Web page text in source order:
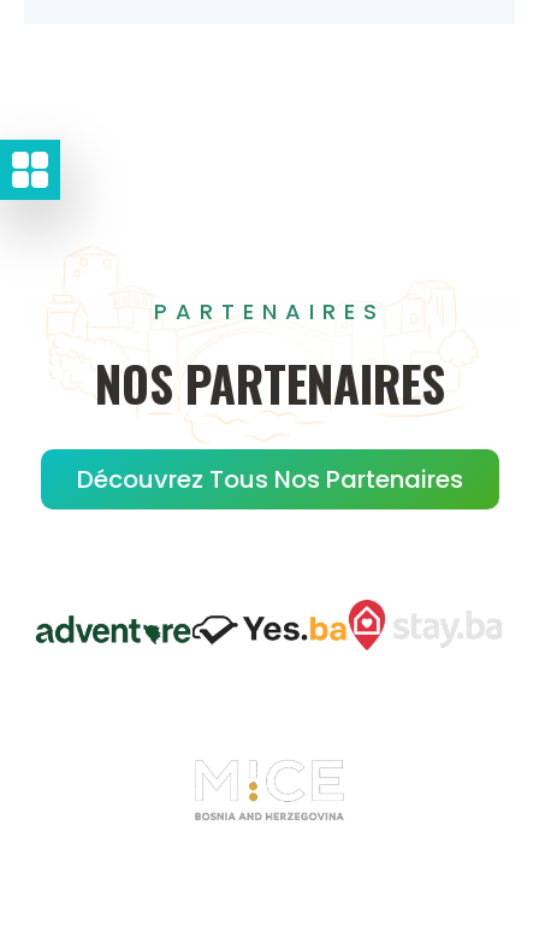
PARTENAIRES
NOS PARTENAIRES
Découvrez Tous Nos Partenaires